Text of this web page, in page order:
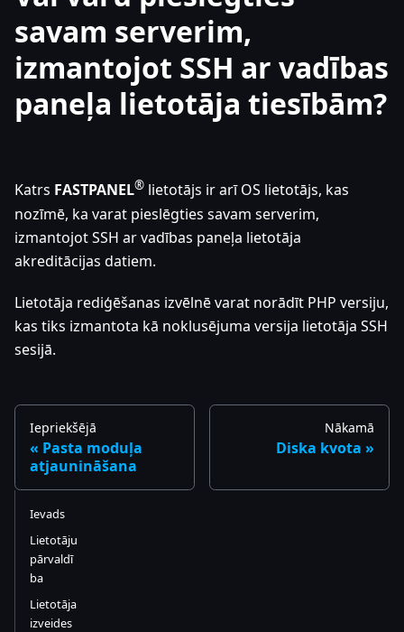
savam serverim,
izmantojot SSH ar vadības
paneļa lietotāja tiesībām?
Katrs FASTPANEL® lietotājs ir arī OS lietotājs, kas
nozīmē, ka varat pieslēgties savam serverim,
izmantojot SSH ar vadības paneļa lietotāja
akreditācijas datiem.
Lietotāja rediģēšanas izvēlnē varat norādīt PHP versiju,
kas tiks izmantota kā noklusējuma versija lietotāja SSH
sesijā.
Iepriekšējā
Pasta moduļa
atjaunināšana
Nākamā
Diska kvota
Ievads
Lietotāju
pārvaldī
ba
Lietotāja
izveides